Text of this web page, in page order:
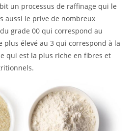
un processus de raffinage qui le
aussi le prive de nombreux
grade 00 qui correspond au
plus élevé au 3 qui correspond à la
qui est la plus riche en fibres et